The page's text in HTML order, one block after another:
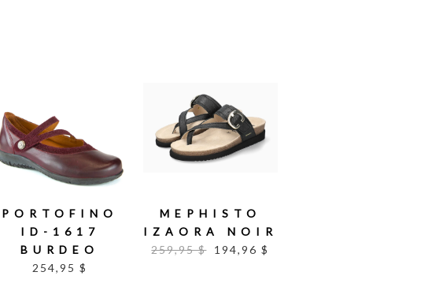
PORTOFINO
ID-1617
BURDEO
254,95 $
MEPHISTO
IZAORA NOIR
259,95 $
194,96 $